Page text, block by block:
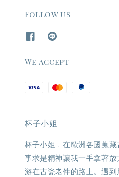
Follow us
We accept
杯子小姐
杯子小姐，在歐洲各國蒐
事求是精神讓我一手拿著
游在古瓷老件的路上。遇